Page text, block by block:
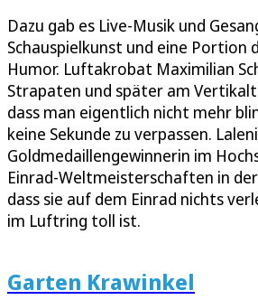
Dazu gab es Live-Musik und
Schauspielkunst und eine Portion
Humor. Luftakrobat Maximilian
Strapaten und später am
dass man eigentlich nicht mehr
keine Sekunde zu verpassen.
Goldmedaillengewinnerin im
Einrad-Weltmeisterschaften in
dass sie auf dem Einrad nichts
im Luftring toll ist.
Garten Krawinkel